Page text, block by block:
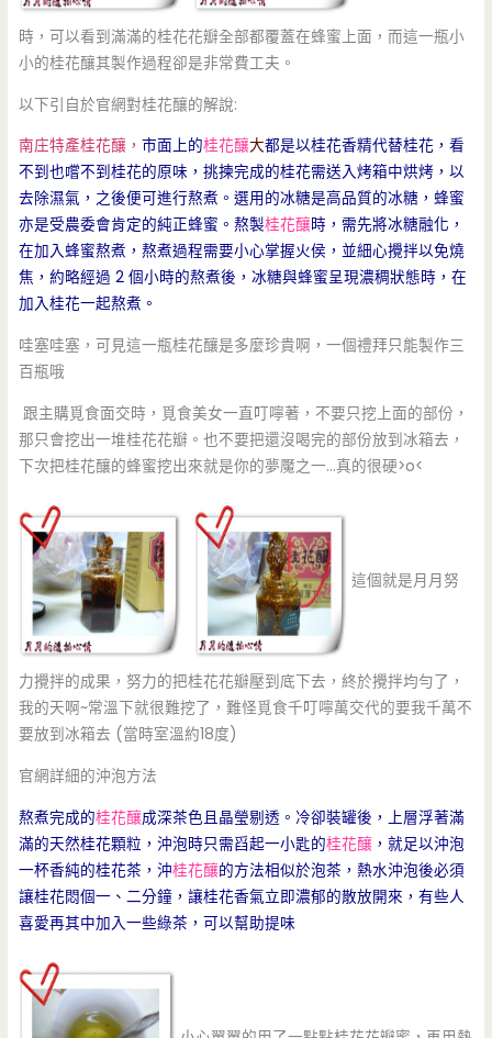
時，可以看到滿滿的桂花花瓣全部都覆蓋在蜂蜜上面，而這一瓶小
小的桂花釀其製作過程卻是非常費工夫。
以下引自於官網對桂花釀的解說:
南庄特產桂花釀，市面上的桂花釀大都是以桂花香精代替桂花，看
不到也嚐不到桂花的原味，挑揀完成的桂花需送入烤箱中烘烤，以
去除濕氣，之後便可進行熬煮。選用的冰糖是高品質的冰糖，蜂蜜
亦是受農委會肯定的純正蜂蜜。熬製桂花釀時，需先將冰糖融化，
在加入蜂蜜熬煮，熬煮過程需要小心掌握火侯，並細心攪拌以免燒
焦，約略經過 2 個小時的熬煮後，冰糖與蜂蜜呈現濃稠狀態時，在
加入桂花一起熬煮。
哇塞哇塞，可見這一瓶桂花釀是多麼珍貴啊，一個禮拜只能製作三
百瓶哦
跟主購覓食面交時，覓食美女一直叮嚀著，不要只挖上面的部份，
那只會挖出一堆桂花花瓣。也不要把還沒喝完的部份放到冰箱去，
下次把桂花釀的蜂蜜挖出來就是你的夢魘之一…真的很硬>o<
這個就是月月努
力攪拌的成果，努力的把桂花花瓣壓到底下去，終於攪拌均勻了，
我的天啊~常溫下就很難挖了，難怪覓食千叮嚀萬交代的要我千萬不
要放到冰箱去 (當時室溫約18度)
官網詳細的沖泡方法
熬煮完成的桂花釀成深茶色且晶瑩剔透。冷卻裝罐後，上層浮著滿
滿的天然桂花顆粒，沖泡時只需舀起一小匙的桂花釀 ，就足以沖泡
一杯香純的桂花茶，沖桂花釀的方法相似於泡茶，熱水沖泡後必須
讓桂花悶個一、二分鐘，讓桂花香氣立即濃郁的散放開來，有些人
喜愛再其中加入一些綠茶，可以幫助提味